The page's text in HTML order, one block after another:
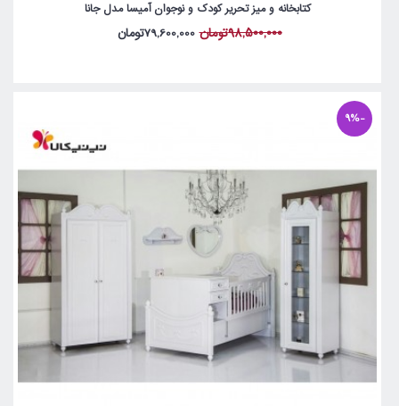
کتابخانه و میز تحریر کودک و نوجوان آمیسا مدل جانا
98,500,000تومان 79,600,000تومان
-9%